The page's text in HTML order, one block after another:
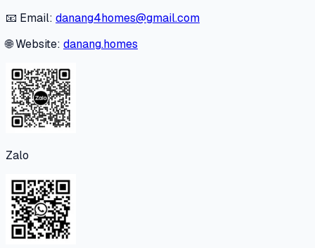
📧 Email: danang4homes@gmail.com
🌐 Website: danang.homes
Zalo